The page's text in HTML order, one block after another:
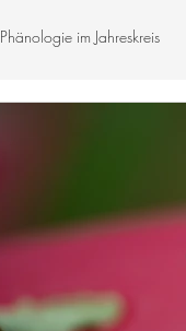
Phänologie im Jahreskreis
Bastelideen